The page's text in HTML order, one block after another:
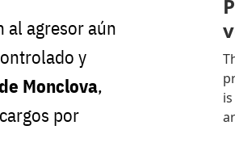
al agresor aún
y
Monclova,
por